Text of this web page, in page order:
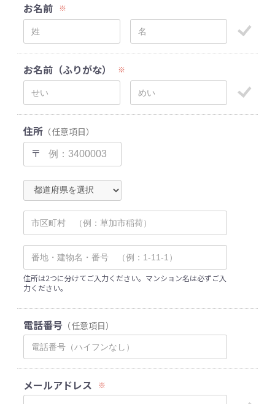
お名前 ※
お名前（ふりがな） ※
住所 （任意項目）
〒
住所は2つに分けてご入力ください。マンション名は必ずご入
力ください。
電話番号 （任意項目）
メールアドレス ※